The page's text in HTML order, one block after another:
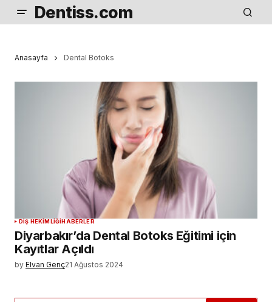
Dentiss.com
Anasayfa Dental Botoks
DIŞ HEKIMLIĞIHABERLER
Diyarbakır’da Dental Botoks Eğitimi için
Kayıtlar Açıldı
by Elvan Genç21 Ağustos 2024